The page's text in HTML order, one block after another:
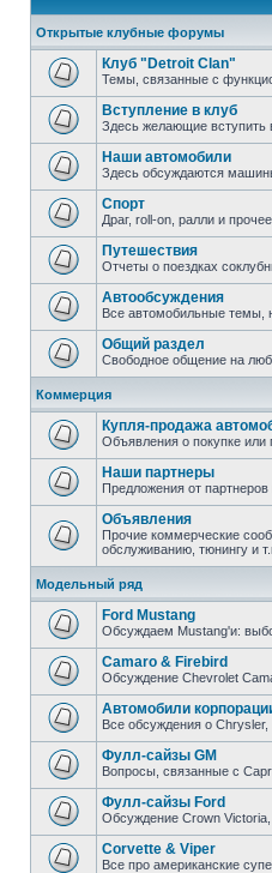
Открытые клубные форумы
Клуб "Detroit Clan"
Темы, связанные с
Вступление в клуб
Здесь желающие вступить
Наши автомобили
Здесь обсуждаются
Спорт
Драг, roll-on, ралли и
Путешествия
Отчеты о поездках
Автообсуждения
Все автомобильные темы,
Общий раздел
Свободное общение на
Коммерция
Купля-продажа
Объявления о покупке или
Наши партнеры
Предложения от
Объявления
Прочие коммерческие
обслуживанию, тюнингу и
Модельный ряд
Ford Mustang
Обсуждаем Mustang'и:
Camaro & Firebird
Обсуждение Chevrolet
Автомобили
Все обсуждения о Chrysler,
Фулл-сайзы GM
Вопросы, связанные с
Фулл-сайзы Ford
Обсуждение Crown
Corvette & Viper
Все про американские